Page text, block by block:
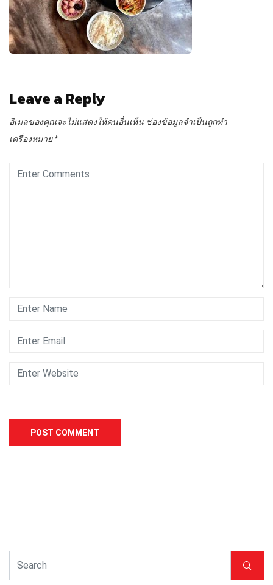
Leave a Reply
อีเมลของคุณจะไม่แสดงให้คนอื่นเห็น ช่องข้อมูลจำเป็นถูกทำ
เครื่องหมาย*